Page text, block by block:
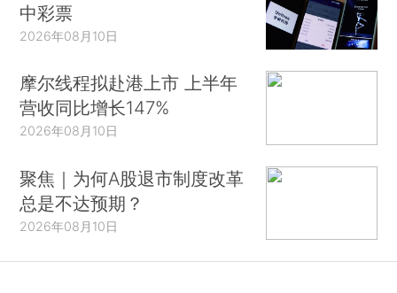
中彩票
2026年08月10日
摩尔线程拟赴港上市 上半年
营收同比增长147%
2026年08月10日
聚焦｜为何A股退市制度改革
总是不达预期？
2026年08月10日